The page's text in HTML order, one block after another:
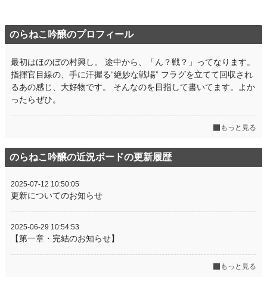
のらねこ吟醸のプロフィール
最初はほのぼの村興し。 途中から、「ん？戦？」ってなります。
指揮官目線の、手に汗握る“絶妙な戦場” フラグを立てて回収され
るあの感じ、大好物です。 そんなのを目指して書いてます。よか
ったらぜひ。
もっと見る
のらねこ吟醸の近況ボードの更新履歴
2025-07-12 10:50:05
更新についてのお知らせ
2025-06-29 10:54:53
【第一章・完結のお知らせ】
もっと見る